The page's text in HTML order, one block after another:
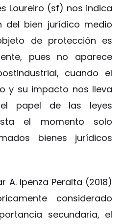
Loureiro (sf) nos indica
del bien jurídico medio
de protección es
pues no aparece
cuando el
y su impacto nos lleva
papel de las leyes
el momento solo
bienes jurídicos
A. Ipenza Peralta (2018)
considerado
secundaria, el